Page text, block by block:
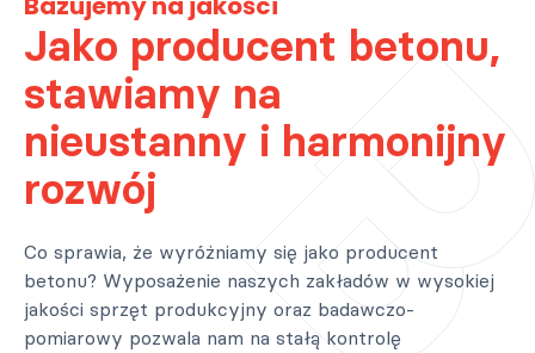
Jako producent betonu,
stawiamy na
nieustanny i harmonijny
rozwój
Co sprawia, że wyróżniamy się jako producent
betonu? Wyposażenie naszych zakładów w wysokiej
jakości sprzęt produkcyjny oraz badawczo-
pomiarowy pozwala nam na stałą kontrolę